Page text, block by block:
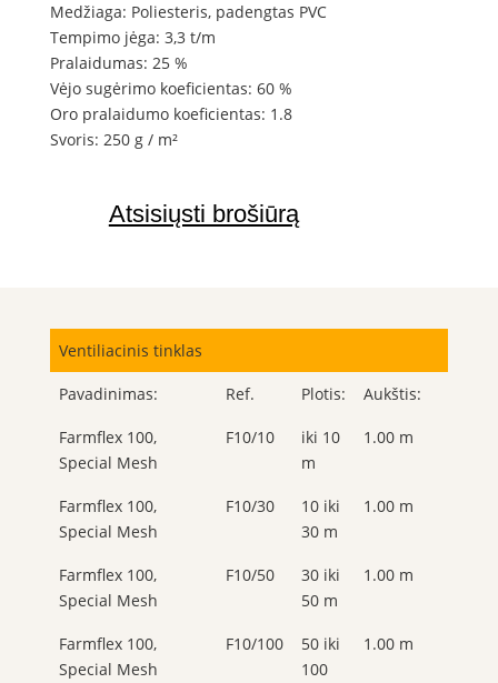
Medžiaga: Poliesteris, padengtas PVC
Tempimo jėga: 3,3 t/m
Pralaidumas: 25 %
Vėjo sugėrimo koeficientas: 60 %
Oro pralaidumo koeficientas: 1.8
Svoris: 250 g / m²
Atsisiųsti brošiūrą
Ventiliacinis tinklas
Pavadinimas: Ref. Plotis: Aukštis:
Farmflex 100,
Special Mesh
F10/10
iki 10
m
1.00 m
Farmflex 100,
Special Mesh
F10/30
10 iki
30 m
1.00 m
Farmflex 100,
Special Mesh
F10/50
30 iki
50 m
1.00 m
Farmflex 100,
Special Mesh
F10/100
50 iki
100
1.00 m